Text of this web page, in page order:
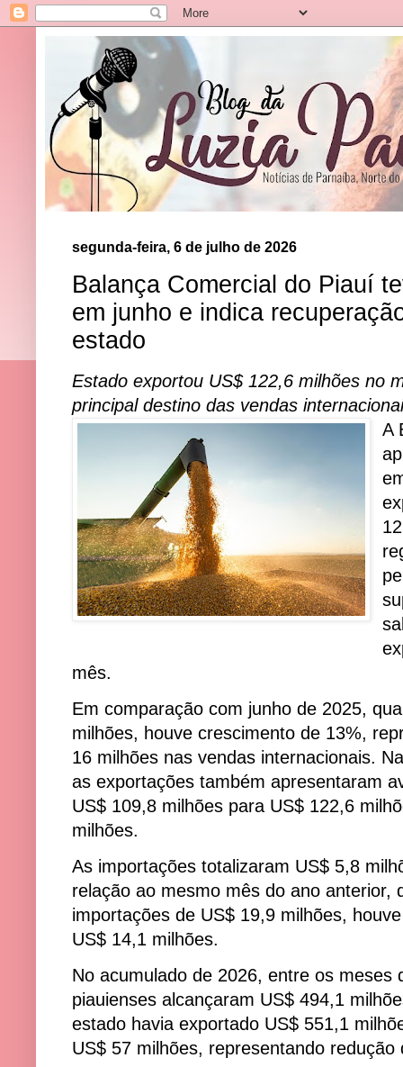
segunda-feira, 6 de julho de 2026
Balança Comercial do Piauí
em junho e indica
estado
Estado exportou US$ 122,6 milhões no
principal destino das vendas
A
mês.
Em comparação com junho de 2025,
milhões, houve crescimento de 13%,
16 milhões nas vendas internacionais.
as exportações também apresentaram
US$ 109,8 milhões para US$ 122,6
milhões.
As importações totalizaram US$ 5,8
relação ao mesmo mês do ano anterior,
importações de US$ 19,9 milhões,
US$ 14,1 milhões.
No acumulado de 2026, entre os meses
piauienses alcançaram US$ 494,1
estado havia exportado US$ 551,1
US$ 57 milhões, representando redução